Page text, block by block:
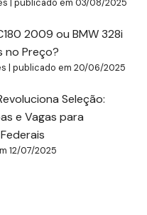
2009 ou BMW 328i
no Preço?
|publicado em 20/06/2025
Seleção:
e Vagas para
12/07/2025